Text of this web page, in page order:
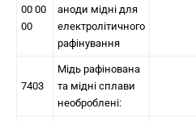
00 00
00
аноди мідні для
електролітичного
рафінування
7403
Мідь рафінована
та мідні сплави
необроблені: